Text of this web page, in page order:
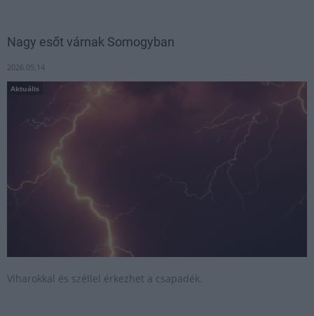
Nagy esőt várnak Somogyban
2026.05.14
Aktuális
Viharokkal és széllel érkezhet a csapadék.